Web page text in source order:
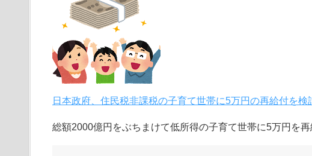
日本政府、住民税非課税の子育て世帯に5万円の再給付を検
総額2000億円をぶちまけて低所得の子育て世帯に5万円を